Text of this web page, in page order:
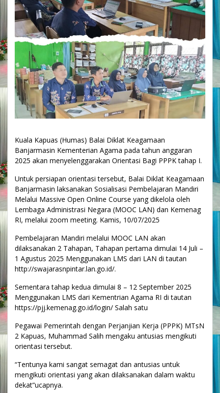
Kuala Kapuas (Humas) Balai Diklat Keagamaan
Banjarmasin Kementerian Agama pada tahun anggaran
2025 akan menyelenggarakan Orientasi Bagi PPPK tahap I.
Untuk persiapan orientasi tersebut, Balai Diklat Keagamaan
Banjarmasin laksanakan Sosialisasi Pembelajaran Mandiri
Melalui Massive Open Online Course yang dikelola oleh
Lembaga Administrasi Negara (MOOC LAN) dan Kemenag
RI, melalui zoom meeting. Kamis, 10/07/2025
Pembelajaran Mandiri melalui MOOC LAN akan
dilaksanakan 2 Tahapan, Tahapan pertama dimulai 14 Juli –
1 Agustus 2025 Menggunakan LMS dari LAN di tautan
http://swajarasnpintar.lan.go.id/.
Sementara tahap kedua dimulai 8 – 12 September 2025
Menggunakan LMS dari Kementrian Agama RI di tautan
https://pjj.kemenag.go.id/login/ Salah satu
Pegawai Pemerintah dengan Perjanjian Kerja (PPPK) MTsN
2 Kapuas, Muhammad Salih mengaku antusias mengikuti
orientasi tersebut.
“Tentunya kami sangat semagat dan antusias untuk
mengikuti orientasi yang akan dilaksanakan dalam waktu
dekat”ucapnya.